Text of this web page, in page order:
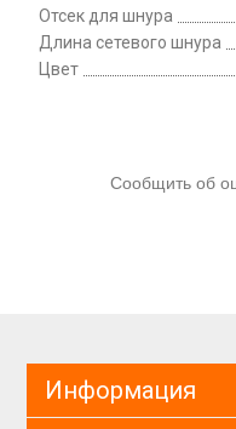
Отсек для шнура
Длина сетевого шнура
Цвет
Сообщить об
Информация